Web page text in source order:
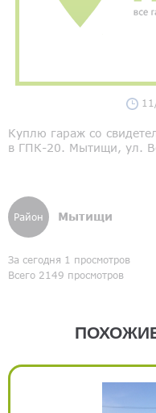
Куплю гараж со
в ГПК-20. Мытищи, ул.
Район Мытищи
За сегодня 1 просмотров
Всего 2149 просмотров